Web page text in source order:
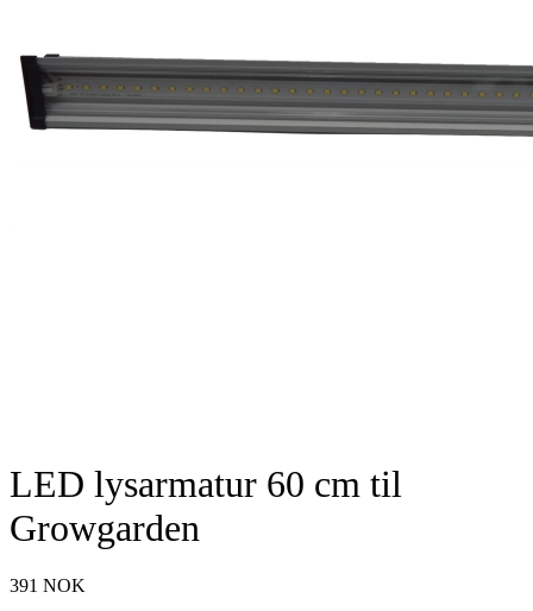
LED lysarmatur 60 cm til
Growgarden
391 NOK